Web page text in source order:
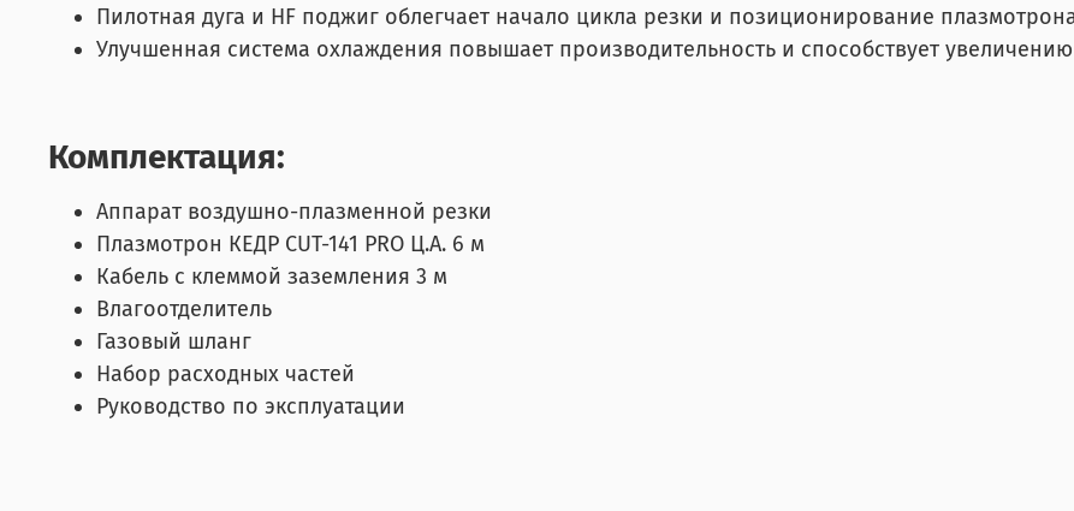
Пилотная дуга и HF поджиг облегчает начало цикла резки и позиционирование
Улучшенная система охлаждения повышает производительность и способствует
Комплектация:
Аппарат воздушно-плазменной резки
Плазмотрон КЕДР CUT-141 PRO Ц.А. 6 м
Кабель с клеммой заземления 3 м
Влагоотделитель
Газовый шланг
Набор расходных частей
Руководство по эксплуатации